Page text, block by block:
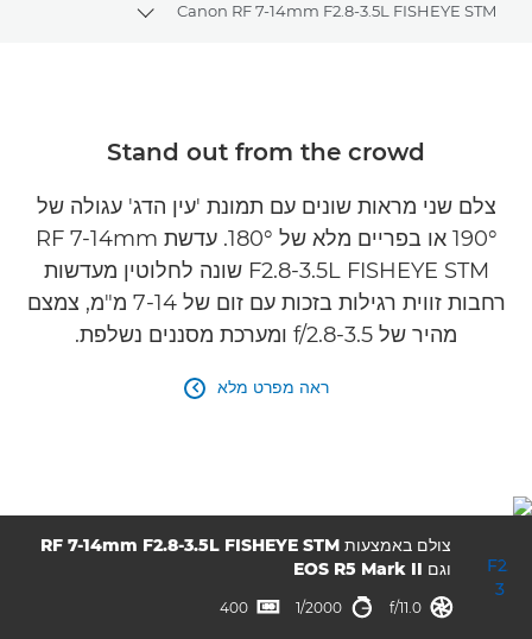
Canon RF 7-14mm F2.8-3.5L FISHEYE STM
breadcrumbs
Stand out from the crowd
צלם שני מראות שונים עם תמונת 'עין הדג' עגולה של
190° או בפריים מלא של 180°. עדשת RF 7-14mm
F2.8-3.5L FISHEYE STM שונה לחלוטין מעדשות
רחבות זווית רגילות בזכות עם זום של 7-14 מ"מ, צמצם
מהיר של f/2.8-3.5 ומערכת מסננים נשלפת.
ראה מפרט מלא 
צולם באמצעותRF 7-14mm F2.8-3.5L FISHEYE STM
וגם EOS R5 Mark II
צמצם

f/11.0 מהירות תריס

1/2000
ISO

400